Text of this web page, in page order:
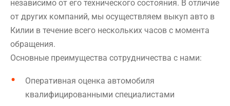
независимо от его технического состояния. В отличие
от других компаний, мы осуществляем выкуп авто в
Килии в течение всего нескольких часов с момента
обращения.
Основные преимущества сотрудничества с нами:
Оперативная оценка автомобиля
квалифицированными специалистами